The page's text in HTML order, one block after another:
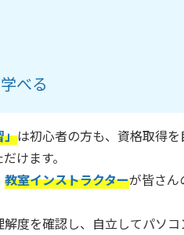
べる
」は初心者の方も、資格取得を
けます。
教室インストラクターが皆さん
度を確認し、自立してパソコ